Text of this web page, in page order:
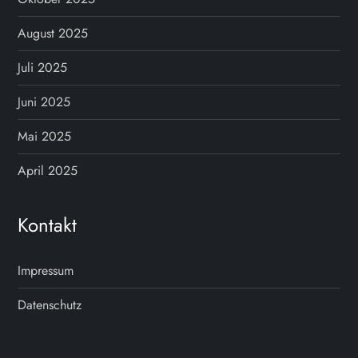
g
s
n
a
v
i
g
a
August 2025
Juli 2025
Juni 2025
Mai 2025
April 2025
Kontakt
Impressum
Datenschutz